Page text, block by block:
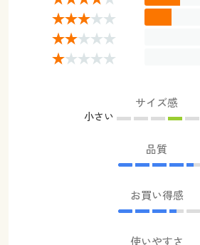
サイズ感
小さい
品質
お買い得感
使いやすさ